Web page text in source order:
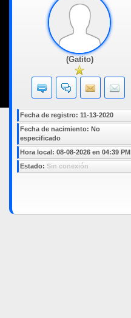
(Gatito)
Fecha de registro: 11-13-2020
Fecha de nacimiento: No
especificado
Hora local: 08-08-2026 en 04:39 PM
Estado: Sin conexión